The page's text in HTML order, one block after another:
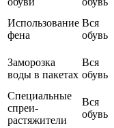
Использование
фена
Вся
обувь
Заморозка
воды в пакетах
Вся
обувь
Специальные
спреи-
растяжители
Вся
обувь